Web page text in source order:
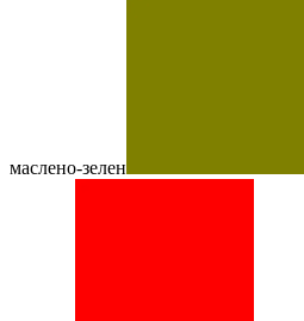
маслено-зелен